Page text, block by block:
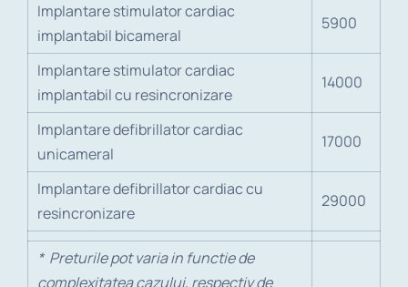
Implantare stimulator cardiac
implantabil bicameral
5900
Implantare stimulator cardiac
implantabil cu resincronizare
14000
Implantare defibrillator cardiac
unicameral
17000
Implantare defibrillator cardiac cu
resincronizare
29000
* Preturile pot varia in functie de
complexitatea cazului, respectiv de